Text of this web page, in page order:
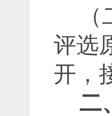
评选
开，
二